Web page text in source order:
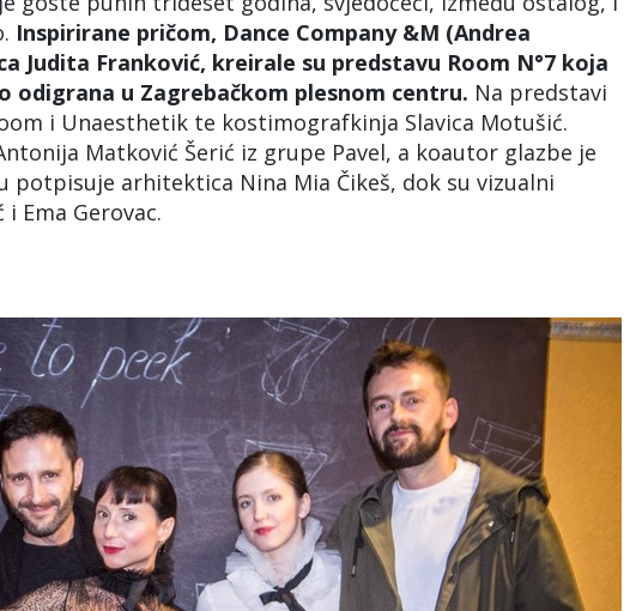
Inspirirane pričom, Dance Company &M (Andrea
Judita Franković, kreirale su predstavu Room N°7 koja
u Zagrebačkom plesnom centru. Na predstavi
i Unaesthetik te kostimografkinja Slavica Motušić.
Matković Šerić iz grupe Pavel, a koautor glazbe je
potpisuje arhitektica Nina Mia Čikeš, dok su vizualni
Ema Gerovac.